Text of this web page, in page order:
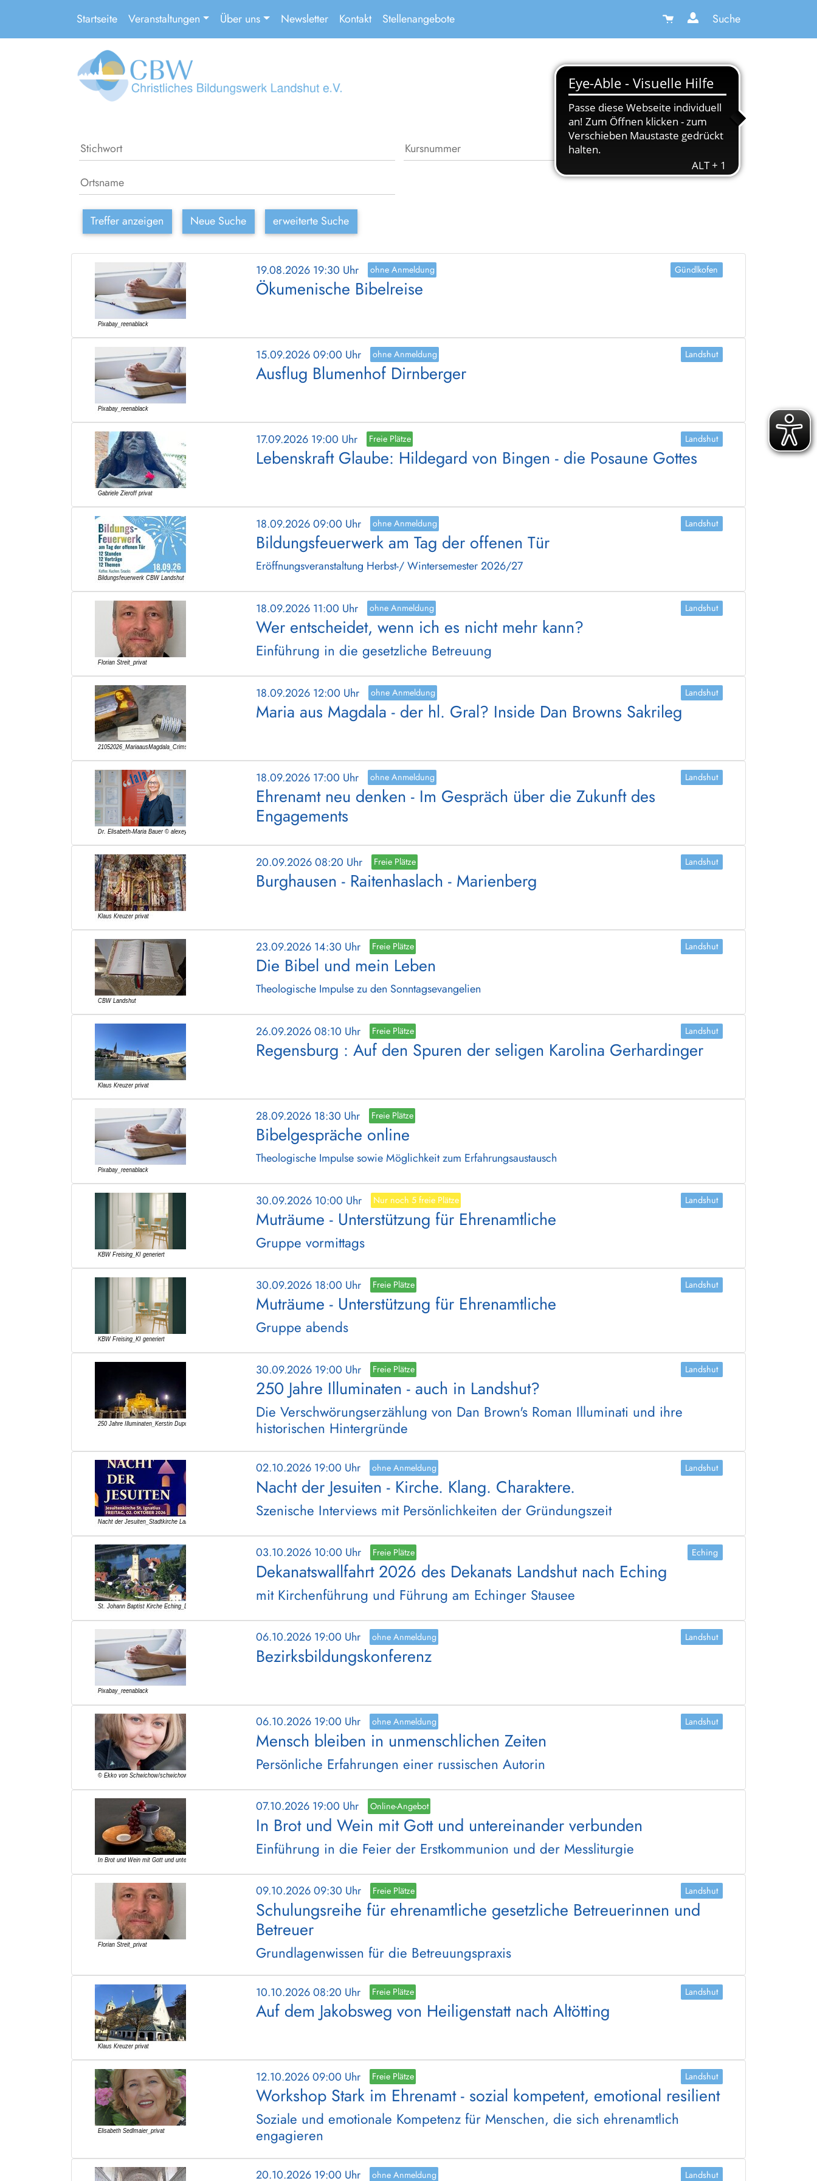
Startseite Veranstaltungen Über uns Newsletter Kontakt Stellenangebote Suche
Treffer anzeigen Neue Suche erweiterte Suche
19.08.2026 19:30 Uhr ohne Anmeldung Gündlkofen
Ökumenische Bibelreise
15.09.2026 09:00 Uhr ohne Anmeldung Landshut
Ausflug Blumenhof Dirnberger
17.09.2026 19:00 Uhr Freie Plätze Landshut
Lebenskraft Glaube: Hildegard von Bingen - die Posaune Gottes
18.09.2026 09:00 Uhr ohne Anmeldung Landshut
Bildungsfeuerwerk am Tag der offenen Tür
Eröffnungsveranstaltung Herbst-/ Wintersemester 2026/27
18.09.2026 11:00 Uhr ohne Anmeldung Landshut
Wer entscheidet, wenn ich es nicht mehr kann?
Einführung in die gesetzliche Betreuung
18.09.2026 12:00 Uhr ohne Anmeldung Landshut
Maria aus Magdala - der hl. Gral? Inside Dan Browns Sakrileg
18.09.2026 17:00 Uhr ohne Anmeldung Landshut
Ehrenamt neu denken - Im Gespräch über die Zukunft des
Engagements
20.09.2026 08:20 Uhr Freie Plätze Landshut
Burghausen - Raitenhaslach - Marienberg
23.09.2026 14:30 Uhr Freie Plätze Landshut
Die Bibel und mein Leben
Theologische Impulse zu den Sonntagsevangelien
26.09.2026 08:10 Uhr Freie Plätze Landshut
Regensburg : Auf den Spuren der seligen Karolina Gerhardinger
28.09.2026 18:30 Uhr Freie Plätze
Bibelgespräche online
Theologische Impulse sowie Möglichkeit zum Erfahrungsaustausch
30.09.2026 10:00 Uhr Nur noch 5 freie Plätze Landshut
Muträume - Unterstützung für Ehrenamtliche
Gruppe vormittags
30.09.2026 18:00 Uhr Freie Plätze Landshut
Muträume - Unterstützung für Ehrenamtliche
Gruppe abends
30.09.2026 19:00 Uhr Freie Plätze Landshut
250 Jahre Illuminaten - auch in Landshut?
Die Verschwörungserzählung von Dan Brown's Roman Illuminati und ihre
historischen Hintergründe
02.10.2026 19:00 Uhr ohne Anmeldung Landshut
Nacht der Jesuiten - Kirche. Klang. Charaktere.
Szenische Interviews mit Persönlichkeiten der Gründungszeit
03.10.2026 10:00 Uhr Freie Plätze Eching
Dekanatswallfahrt 2026 des Dekanats Landshut nach Eching
mit Kirchenführung und Führung am Echinger Stausee
06.10.2026 19:00 Uhr ohne Anmeldung Landshut
Bezirksbildungskonferenz
06.10.2026 19:00 Uhr ohne Anmeldung Landshut
Mensch bleiben in unmenschlichen Zeiten
Persönliche Erfahrungen einer russischen Autorin
07.10.2026 19:00 Uhr Online-Angebot
In Brot und Wein mit Gott und untereinander verbunden
Einführung in die Feier der Erstkommunion und der Messliturgie
09.10.2026 09:30 Uhr Freie Plätze Landshut
Schulungsreihe für ehrenamtliche gesetzliche Betreuerinnen und
Betreuer
Grundlagenwissen für die Betreuungspraxis
10.10.2026 08:20 Uhr Freie Plätze Landshut
Auf dem Jakobsweg von Heiligenstatt nach Altötting
12.10.2026 09:00 Uhr Freie Plätze Landshut
Workshop Stark im Ehrenamt - sozial kompetent, emotional resilient
Soziale und emotionale Kompetenz für Menschen, die sich ehrenamtlich
engagieren
20.10.2026 19:00 Uhr ohne Anmeldung Landshut